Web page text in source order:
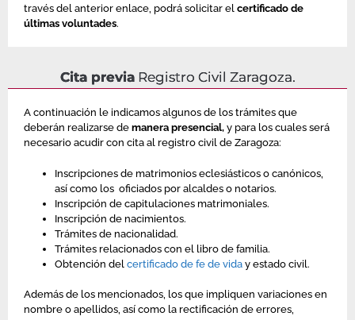
través del anterior enlace, podrá solicitar el certificado de
últimas voluntades.
Cita previaRegistro Civil Zaragoza.
A continuación le indicamos algunos de los trámites que
deberán realizarse de manera presencial, y para los cuales será
necesario acudir con cita al registro civil de Zaragoza:
Inscripciones de matrimonios eclesiásticos o canónicos,
así como los oficiados por alcaldes o notarios.
Inscripción de capitulaciones matrimoniales.
Inscripción de nacimientos.
Trámites de nacionalidad.
Trámites relacionados con el libro de familia.
Obtención del certificado de fe de vida y estado civil.
Además de los mencionados, los que impliquen variaciones en
nombre o apellidos, así como la rectificación de errores,